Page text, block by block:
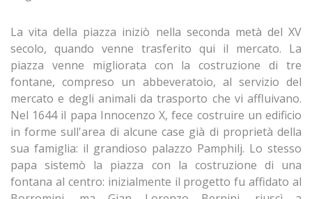
La vita della piazza iniziò nella seconda metà del XV
secolo, quando venne trasferito qui il mercato. La
piazza venne migliorata con la costruzione di tre
fontane, compreso un abbeveratoio, al servizio del
mercato e degli animali da trasporto che vi affluivano.
Nel 1644 il papa Innocenzo X, fece costruire un edificio
in forme sull'area di alcune case già di proprietà della
sua famiglia: il grandioso palazzo Pamphilj. Lo stesso
papa sistemò la piazza con la costruzione di una
fontana al centro: inizialmente il progetto fu affidato al